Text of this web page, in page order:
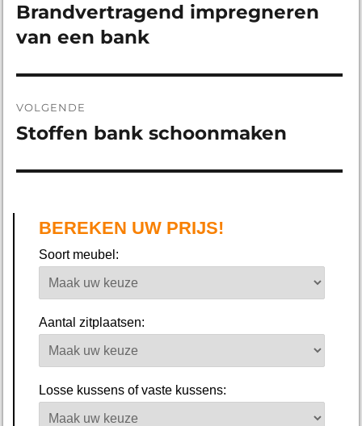
Vorig
bericht:
Brandvertragend impregneren
van een bank
VOLGENDE
Volgend
Stoffen bank schoonmaken
BEREKEN UW PRIJS!
Soort meubel:
Aantal zitplaatsen:
Losse kussens of vaste kussens: